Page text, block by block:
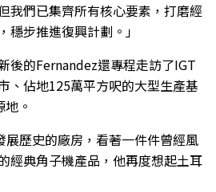
我們已集齊所有核心要素，打磨經
穩步推進復興計劃。」
後的Fernandez還專程走訪了IGT
、佔地125萬平方呎的大型生產基
。
歷史的廠房，看著一件件曾經風
經典角子機產品，他再度想起土耳